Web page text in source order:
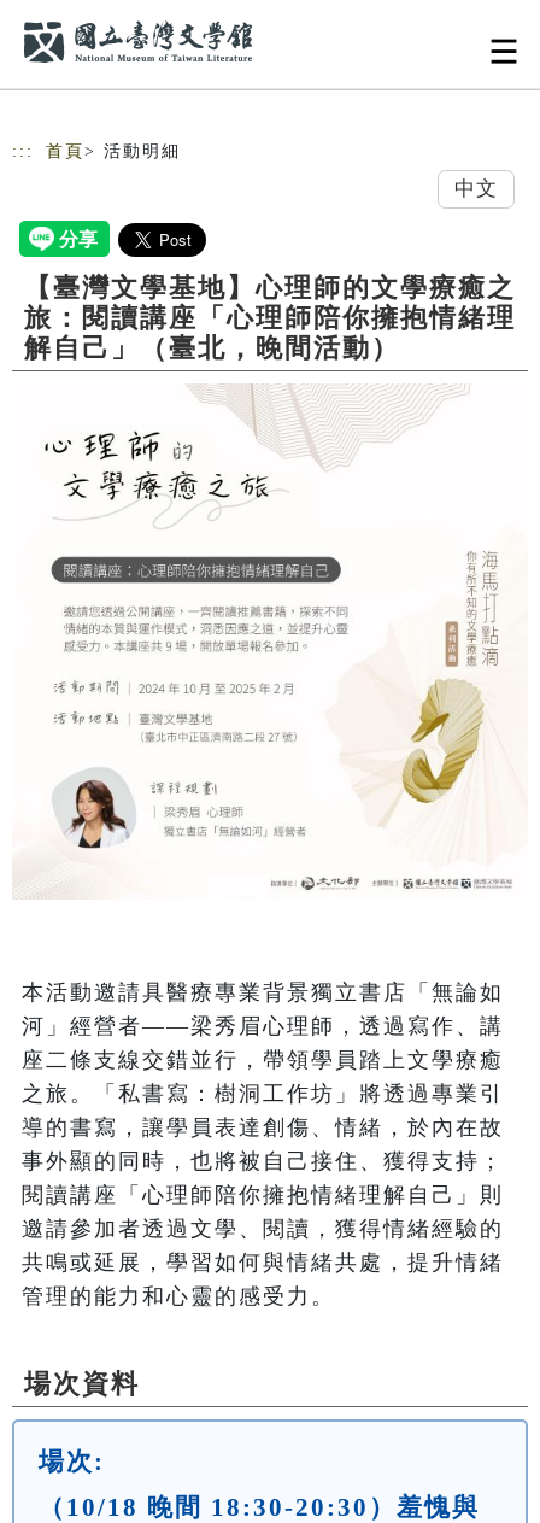
::: 首頁 > 活動明細
中文
【臺灣文學基地】心理師的文學療癒之
旅：閱讀講座「心理師陪你擁抱情緒理
解自己」（臺北，晚間活動）
本活動邀請具醫療專業背景獨立書店「無論如
河」經營者——梁秀眉心理師，透過寫作、講
座二條支線交錯並行，帶領學員踏上文學療癒
之旅。「私書寫：樹洞工作坊」將透過專業引
導的書寫，讓學員表達創傷、情緒，於內在故
事外顯的同時，也將被自己接住、獲得支持；
閱讀講座「心理師陪你擁抱情緒理解自己」則
邀請參加者透過文學、閱讀，獲得情緒經驗的
共鳴或延展，學習如何與情緒共處，提升情緒
管理的能力和心靈的感受力。
場次資料
場次:
（10/18 晚間 18:30-20:30）羞愧與